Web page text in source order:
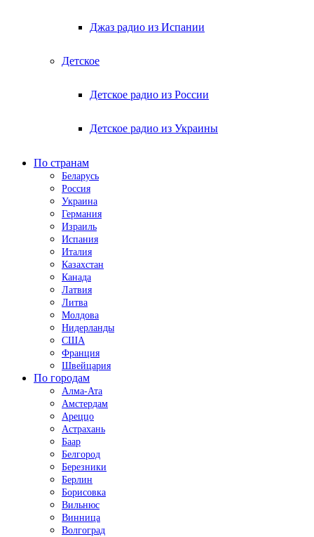
Джаз радио из Испании
Детское
Детское радио из России
Детское радио из Украины
По странам
Беларусь
Россия
Украина
Германия
Израиль
Испания
Италия
Казахстан
Канада
Латвия
Литва
Молдова
Нидерланды
США
Франция
Швейцария
По городам
Алма-Ата
Амстердам
Ареццо
Астрахань
Баар
Белгород
Березники
Берлин
Борисовка
Вильнюс
Винница
Волгоград